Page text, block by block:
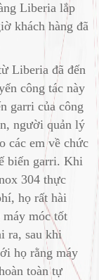
Liberia lắp
khách hàng đã
Liberia đã đến
công tác này
garri của công
người quản lý
các em về chức
biến garri. Khi
304 thực
họ rất hài
máy móc tốt
ra, sau khi
họ rằng máy
toàn tự